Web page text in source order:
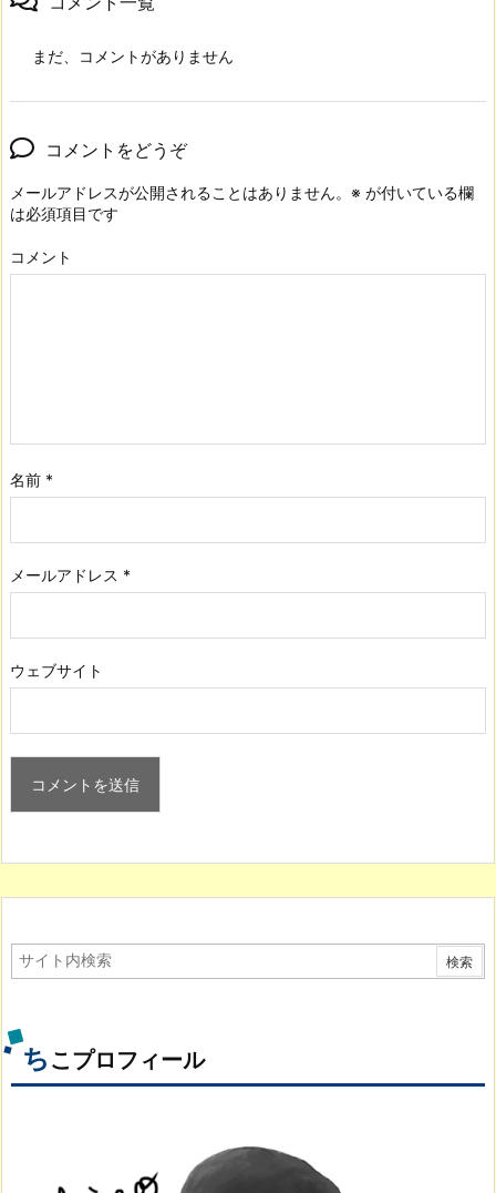
まだ、コメントがありません
コメントをどうぞ
メールアドレスが公開されることはありません。 ※ が付いている欄
は必須項目です
コメント
名前 *
メールアドレス *
ウェブサイト
ち こプロフィール